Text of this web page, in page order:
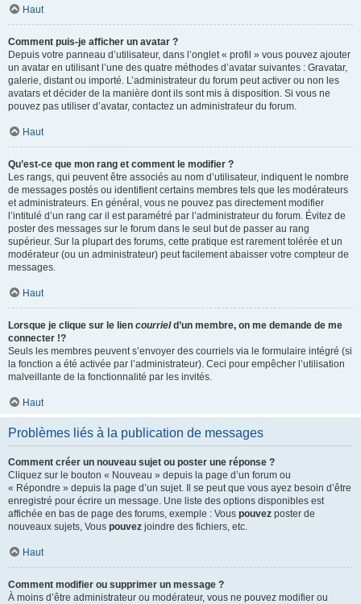
Haut
Comment puis-je afficher un avatar ?
Depuis votre panneau d’utilisateur, dans l’onglet « profil » vous pouvez ajouter
un avatar en utilisant l’une des quatre méthodes d’avatar suivantes : Gravatar,
galerie, distant ou importé. L’administrateur du forum peut activer ou non les
avatars et décider de la manière dont ils sont mis à disposition. Si vous ne
pouvez pas utiliser d’avatar, contactez un administrateur du forum.
Haut
Qu’est-ce que mon rang et comment le modifier ?
Les rangs, qui peuvent être associés au nom d’utilisateur, indiquent le nombre
de messages postés ou identifient certains membres tels que les modérateurs
et administrateurs. En général, vous ne pouvez pas directement modifier
l’intitulé d’un rang car il est paramétré par l’administrateur du forum. Évitez de
poster des messages sur le forum dans le seul but de passer au rang
supérieur. Sur la plupart des forums, cette pratique est rarement tolérée et un
modérateur (ou un administrateur) peut facilement abaisser votre compteur de
messages.
Haut
Lorsque je clique sur le lien courrield’un membre, on me demande de me
connecter !?
Seuls les membres peuvent s’envoyer des courriels via le formulaire intégré (si
la fonction a été activée par l’administrateur). Ceci pour empêcher l’utilisation
malveillante de la fonctionnalité par les invités.
Haut
Problèmes liés à la publication de messages
Comment créer un nouveau sujet ou poster une réponse ?
Cliquez sur le bouton « Nouveau » depuis la page d’un forum ou
« Répondre » depuis la page d’un sujet. Il se peut que vous ayez besoin d’être
enregistré pour écrire un message. Une liste des options disponibles est
affichée en bas de page des forums, exemple : Vous pouvez poster de
nouveaux sujets, Vous pouvez joindre des fichiers, etc.
Haut
Comment modifier ou supprimer un message ?
À moins d’être administrateur ou modérateur, vous ne pouvez modifier ou